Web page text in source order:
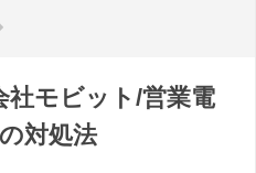
社モビット/営業電
対処法